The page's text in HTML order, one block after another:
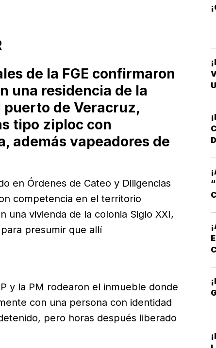
de la FGE confirmaron
una residencia de la
puerto de Veracruz,
tipo ziploc con
además vapeadores de
en Órdenes de Cateo y Diligencias
competencia en el territorio
una vivienda de la colonia Siglo XXI,
presumir que allí
y la PM rodearon el inmueble donde
con una persona con identidad
pero horas después liberado